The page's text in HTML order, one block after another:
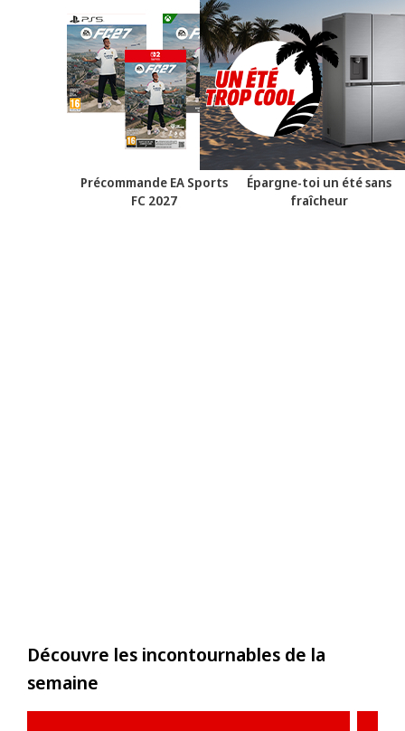
Précommande EA Sports
FC 2027
Épargne-toi un été sans
fraîcheur
Découvre les incontournables de la
semaine